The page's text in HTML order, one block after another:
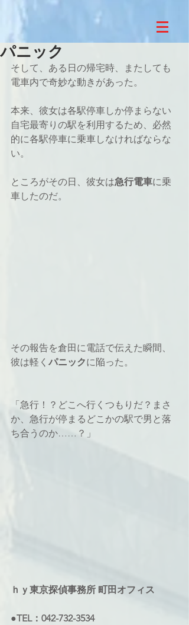
パニック
そして、ある日の帰宅時、またしても
電車内で奇妙な動きがあった。
本来、彼女は各駅停車しか停まらない
自宅最寄りの駅を利用するため、必然
的に各駅停車に乗車しなければならな
い。
ところがその日、彼女は急行電車に乗
車したのだ。
その報告を倉田に電話で伝えた瞬間、
彼は軽く パニックに陥った。
「急行！？どこへ行くつもりだ？まさ
か、急行が停まるどこかの駅で男と落
ち合うのか……？」
ｈｙ東京探偵事務所 町田オフィス
●TEL：042-732-3534